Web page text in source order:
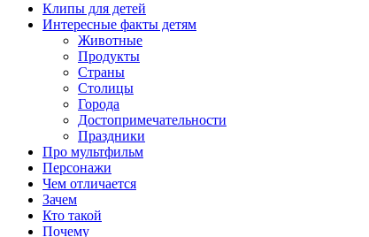
интересные факты про страны, столицы и города, клипы
мультфильмов
Клипы для детей
Интересные факты детям
Животные
Продукты
Страны
Столицы
Города
Достопримечательности
Праздники
Про мультфильм
Персонажи
Чем отличается
Зачем
Кто такой
Почему